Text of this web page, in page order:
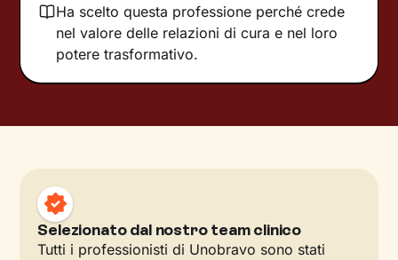
Ha scelto questa professione perché crede
nel valore delle relazioni di cura e nel loro
potere trasformativo.
Selezionato dal nostro team clinico
Tutti i professionisti di Unobravo sono stati